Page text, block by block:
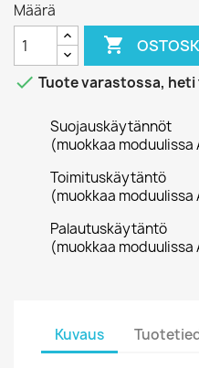
Määrä

 Tuote varastossa,
Suojauskäytännöt
(muokkaa
Toimituskäytäntö
(muokkaa
Palautuskäytäntö
(muokkaa
Kuvaus